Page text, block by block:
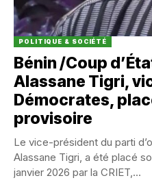
POLITIQUE & SOCIÉTÉ
Bénin /Coup
Alassane Tigri,
Démocrates,
provisoire
Le vice-président du parti
Alassane Tigri, a été placé
janvier 2026 par la CRIET,...